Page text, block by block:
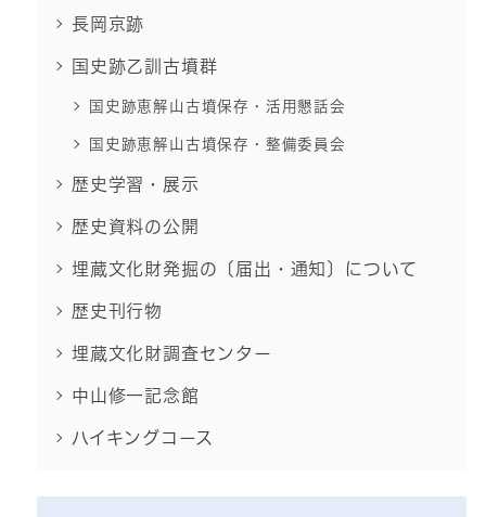
長岡京跡
国史跡乙訓古墳群
国史跡恵解山古墳保存・活用懇話会
国史跡恵解山古墳保存・整備委員会
歴史学習・展示
歴史資料の公開
埋蔵文化財発掘の〔届出・通知〕について
歴史刊行物
埋蔵文化財調査センター
中山修一記念館
ハイキングコース